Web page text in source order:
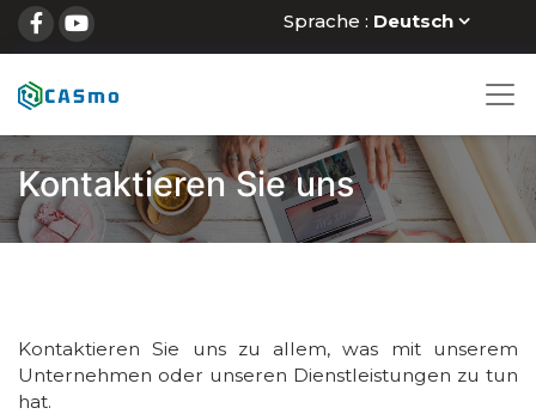
Sprache : Deutsch
Kontaktieren Sie uns
Kontaktieren Sie uns zu allem, was mit unserem
Unternehmen oder unseren Dienstleistungen zu tun
hat.